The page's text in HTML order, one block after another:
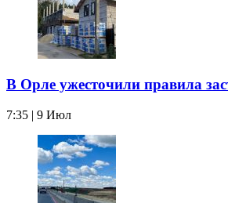
В Орле ужесточили правила
7:35 | 9 Июл